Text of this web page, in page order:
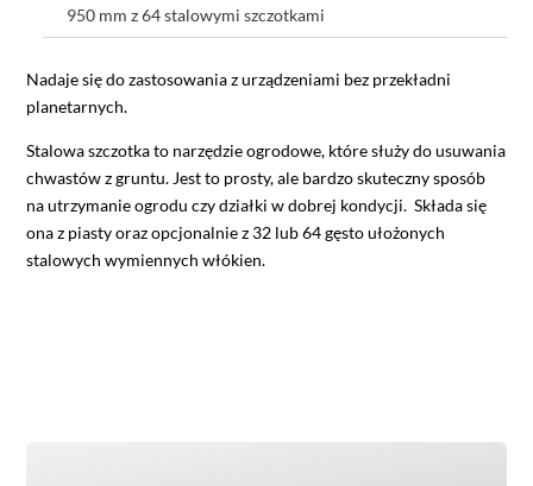
950 mm z 64 stalowymi szczotkami
Nadaje się do zastosowania z urządzeniami bez przekładni
planetarnych.
Stalowa szczotka to narzędzie ogrodowe, które służy do usuwania
chwastów z gruntu. Jest to prosty, ale bardzo skuteczny sposób
na utrzymanie ogrodu czy działki w dobrej kondycji. Składa się
ona z piasty oraz opcjonalnie z 32 lub 64 gęsto ułożonych
stalowych wymiennych włókien.